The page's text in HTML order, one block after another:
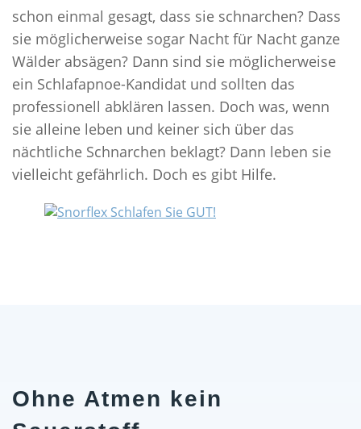
schon einmal gesagt, dass sie schnarchen? Dass
sie möglicherweise sogar Nacht für Nacht ganze
Wälder absägen? Dann sind sie möglicherweise
ein Schlafapnoe-Kandidat und sollten das
professionell abklären lassen. Doch was, wenn
sie alleine leben und keiner sich über das
nächtliche Schnarchen beklagt? Dann leben sie
vielleicht gefährlich. Doch es gibt Hilfe.
Ohne Atmen kein